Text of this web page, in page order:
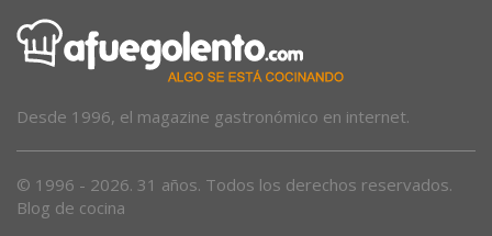
Desde 1996, el magazine gastronómico en internet.
© 1996 - 2026. 31 años. Todos los derechos reservados.
Blog de cocina